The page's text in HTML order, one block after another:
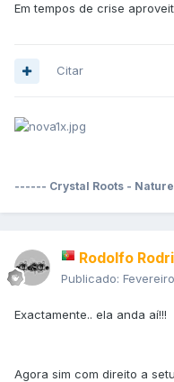
Em tempos de crise
Citar
------ Crystal Roots -
Rodolfo
Publicado:
Exactamente.. ela anda aí!!!
Agora sim com direito a